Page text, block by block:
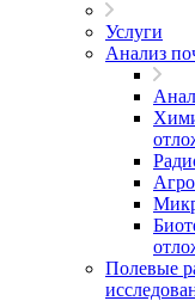
Услуги
Анализ
Полевые